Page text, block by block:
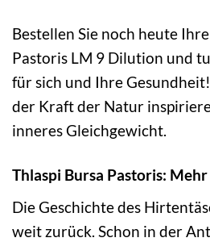
Bestellen Sie noch heute
Pastoris LM 9 Dilution und
für sich und Ihre
der Kraft der Natur
inneres Gleichgewicht.
Thlaspi Bursa Pastoris:
Die Geschichte des
weit zurück. Schon in der